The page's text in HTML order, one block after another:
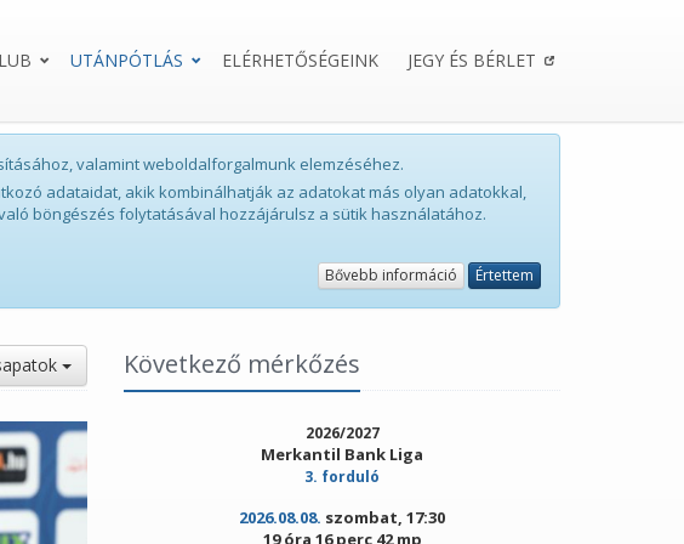
UTÁNPÓTLÁS ELÉRHETŐSÉGEINK JEGY ÉS BÉRLET
valamint weboldalforgalmunk elemzéséhez.
adataidat, akik kombinálhatják az adatokat más olyan adatokkal,
böngészés folytatásával hozzájárulsz a sütik használatához.
Bővebb információ Értettem
Következő mérkőzés
2026/2027
Merkantil Bank Liga
3. forduló
2026.08.08. szombat, 17:30
19 óra 16 perc 42 mp